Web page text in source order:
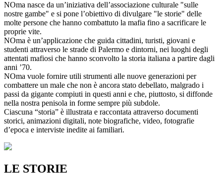
NOma nasce da un’iniziativa dell’associazione culturale "sulle
nostre gambe" e si pone l’obiettivo di divulgare "le storie" delle
molte persone che hanno combattuto la mafia fino a sacrificare le
proprie vite.
NOma è un’applicazione che guida cittadini, turisti, giovani e
studenti attraverso le strade di Palermo e dintorni, nei luoghi degli
attentati mafiosi che hanno sconvolto la storia italiana a partire dagli
anni ’70.
NOma vuole fornire utili strumenti alle nuove generazioni per
combattere un male che non è ancora stato debellato, malgrado i
passi da gigante compiuti in questi anni e che, piuttosto, si diffonde
nella nostra penisola in forme sempre più subdole.
Ciascuna “storia” è illustrata e raccontata attraverso documenti
storici, animazioni digitali, note biografiche, video, fotografie
d’epoca e interviste inedite ai familiari.
LE STORIE